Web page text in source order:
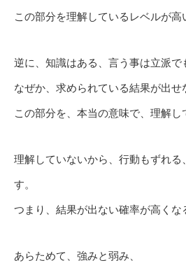
この部分を理解しているレベルが高
逆に、知識はある、言う事は立派で
なぜか、求められている結果が出せ
この部分を、本当の意味で、理解し
理解していないから、行動もずれ
す。
つまり、結果が出ない確率が高くな
あらためて、強みと弱み、